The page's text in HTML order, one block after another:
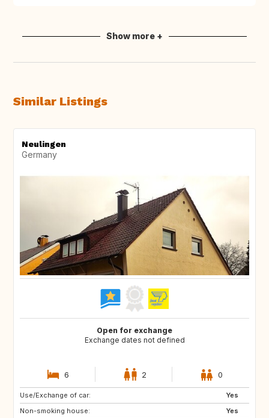
Show more +
Similar Listings
Neulingen
Germany
Open for exchange
Exchange dates not defined
6 2 0
Use/Exchange of car:
Yes
Non-smoking house:
Yes
DE
CZ